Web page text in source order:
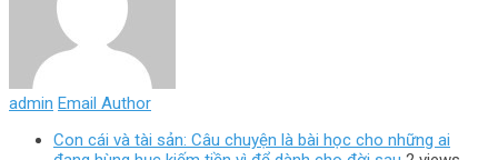
admin Email Author
Con cái và tài sản: Câu chuyện là bài học cho những ai